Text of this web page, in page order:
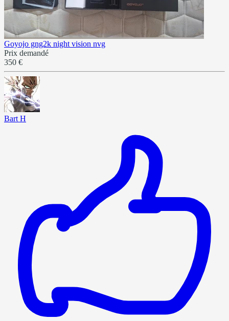
Goyojo gng2k night vision nvg
Prix demandé
350 €
Bart H